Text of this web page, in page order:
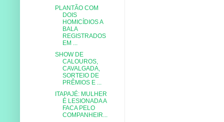
PLANTÃO COM
DOIS
HOMICÍDIOS A
BALA
REGISTRADOS
EM ...
SHOW DE
CALOUROS,
CAVALGADA,
SORTEIO DE
PRÊMIOS E ...
ITAPAJÉ: MULHER
É LESIONADA A
FACA PELO
COMPANHEIR...